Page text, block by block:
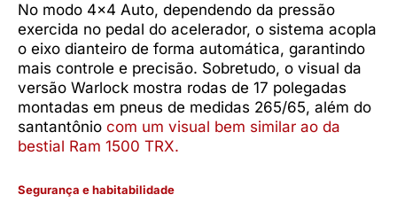
No modo 4×4 Auto, dependendo da pressão
exercida no pedal do acelerador, o sistema acopla
o eixo dianteiro de forma automática, garantindo
mais controle e precisão. Sobretudo, o visual da
versão Warlock mostra rodas de 17 polegadas
montadas em pneus de medidas 265/65, além do
santantônio com um visual bem similar ao da
bestial Ram 1500 TRX.
Segurança e habitabilidade